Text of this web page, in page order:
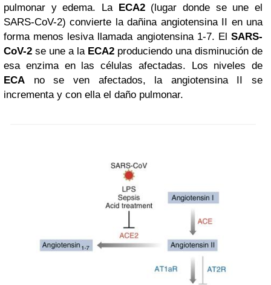
pulmonar y edema. La
ECA2(lugar donde se une el
SARS-CoV-2) convierte la dañina angiotensina II en una
forma menos lesiva llamada angiotensina 1-7. El SARS-
CoV-2 se une a la ECA2 produciendo una disminución de
esa enzima en las células afectadas. Los niveles de
ECA no se ven afectados, la angiotensina II se
incrementa y con ella el daño pulmonar.